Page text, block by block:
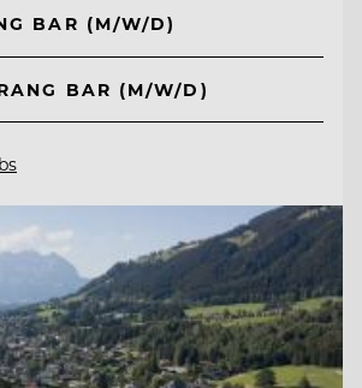
BAR (M/W/D)
BAR (M/W/D)